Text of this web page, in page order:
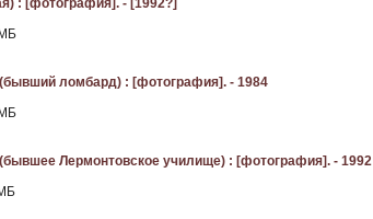
: [фотография]. - [1992?]
ломбард) : [фотография]. - 1984
Лермонтовское училище) : [фотография]. - 1992